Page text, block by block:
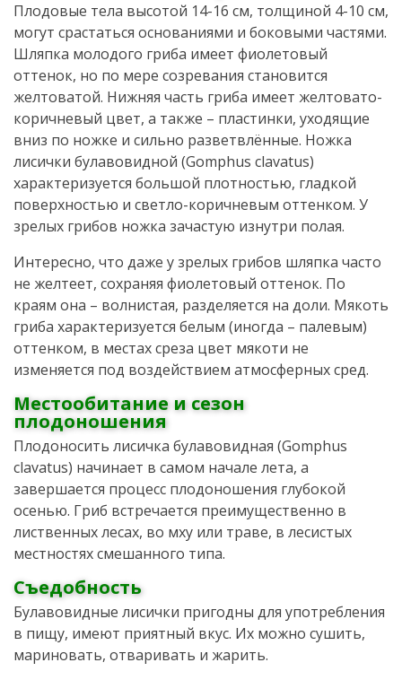
Плодовые тела высотой 14-16 см, толщиной 4-10 см,
могут срастаться основаниями и боковыми частями.
Шляпка молодого гриба имеет фиолетовый
оттенок, но по мере созревания становится
желтоватой. Нижняя часть гриба имеет желтовато-
коричневый цвет, а также – пластинки, уходящие
вниз по ножке и сильно разветвлённые. Ножка
лисички булавовидной (Gomphus clavatus)
характеризуется большой плотностью, гладкой
поверхностью и светло-коричневым оттенком. У
зрелых грибов ножка зачастую изнутри полая.
Интересно, что даже у зрелых грибов шляпка часто
не желтеет, сохраняя фиолетовый оттенок. По
краям она – волнистая, разделяется на доли. Мякоть
гриба характеризуется белым (иногда – палевым)
оттенком, в местах среза цвет мякоти не
изменяется под воздействием атмосферных сред.
Местообитание и сезон
плодоношения
Плодоносить лисичка булавовидная (Gomphus
clavatus) начинает в самом начале лета, а
завершается процесс плодоношения глубокой
осенью. Гриб встречается преимущественно в
лиственных лесах, во мху или траве, в лесистых
местностях смешанного типа.
Съедобность
Булавовидные лисички пригодны для употребления
в пищу, имеют приятный вкус. Их можно сушить,
мариновать, отваривать и жарить.